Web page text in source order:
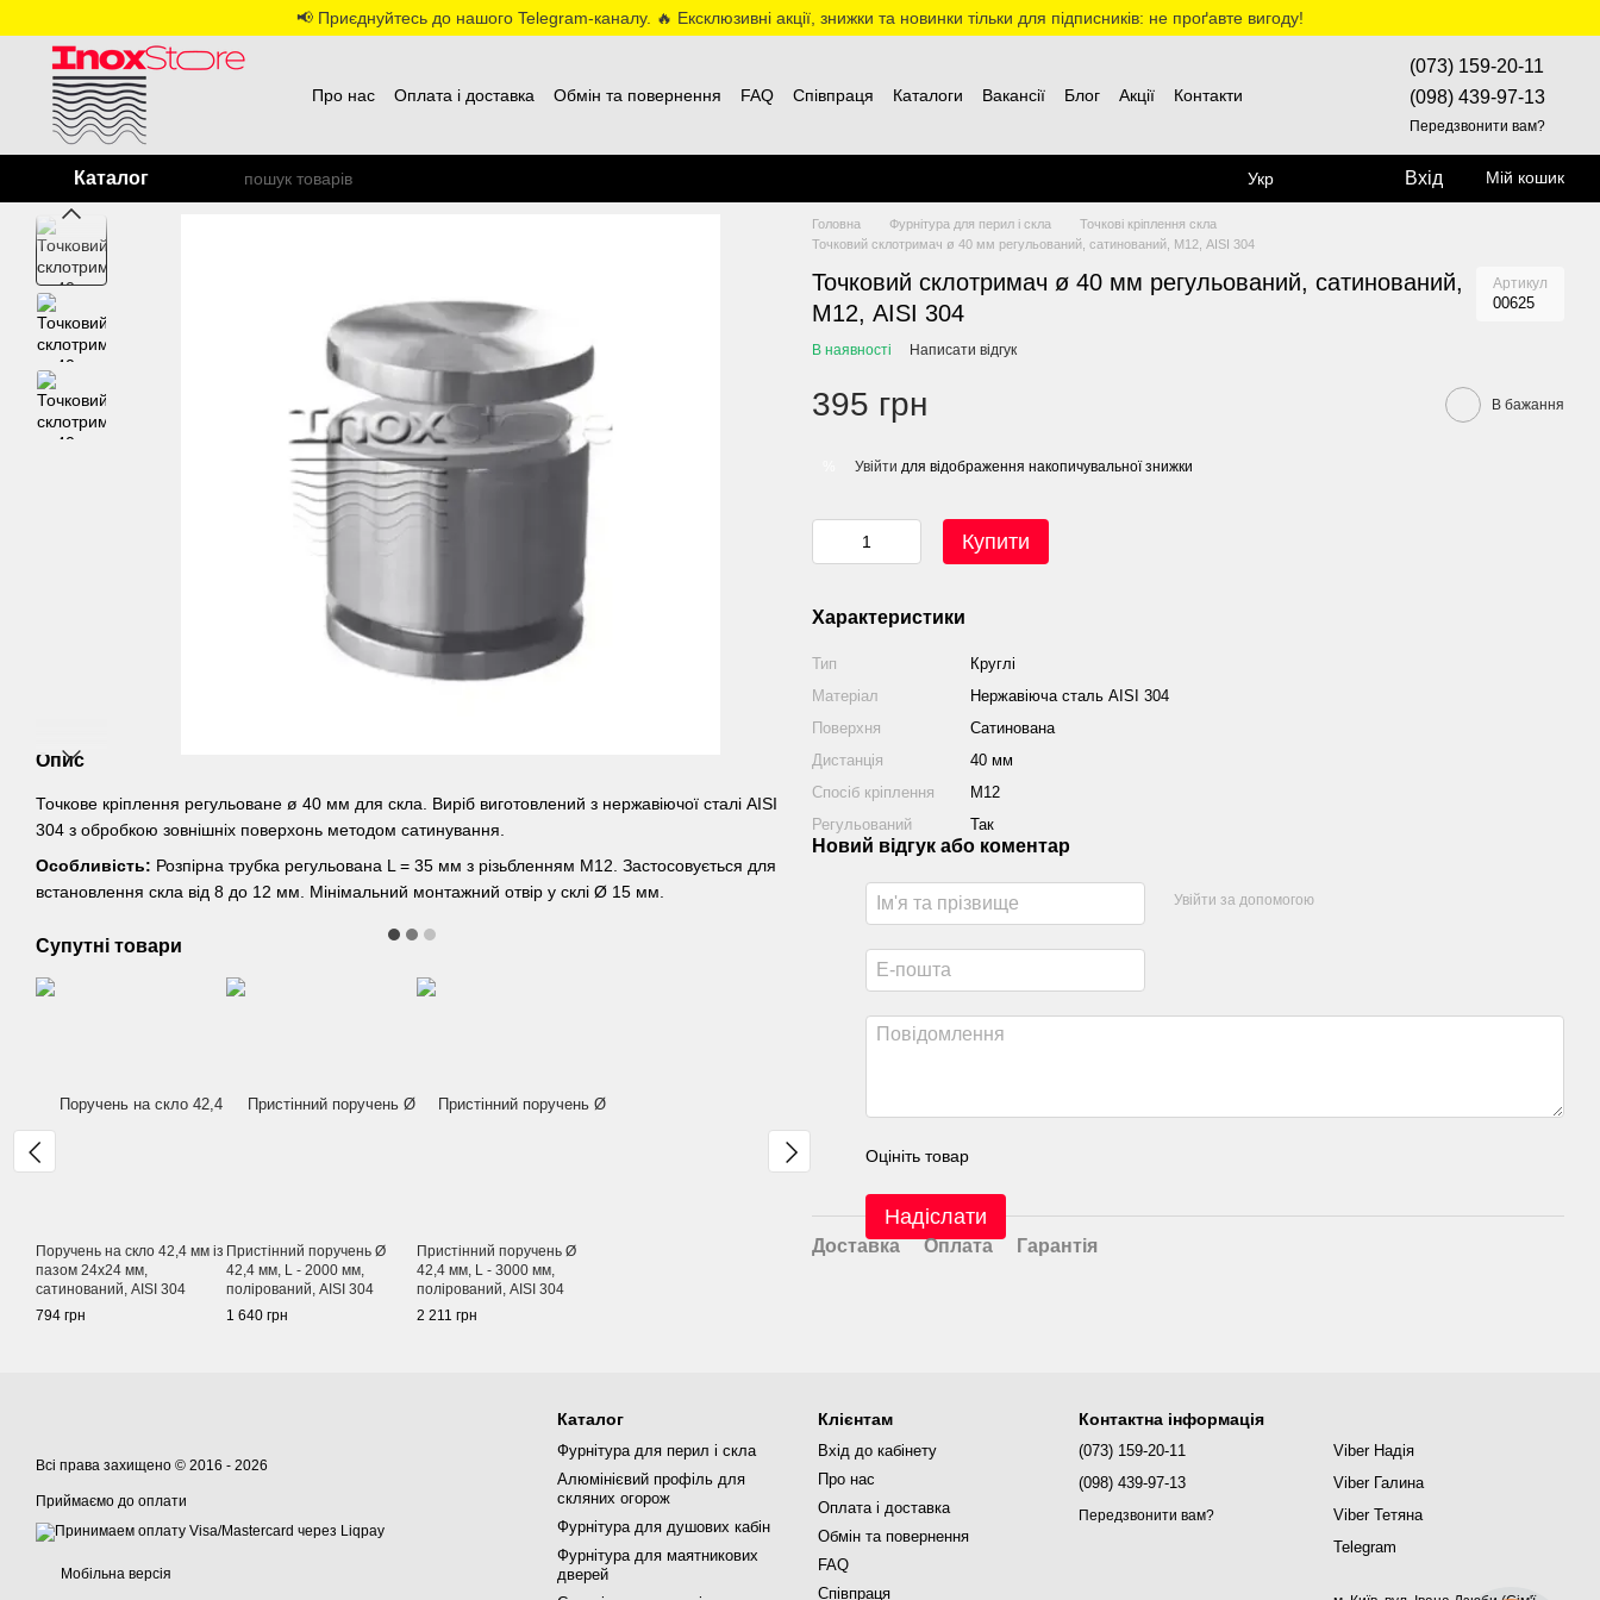
📢 Приєднуйтесь до нашого Telegram-каналу. 🔥 Ексклюзивні акції, знижки та новинки тільки для підписників: не проґавте вигоду!
Про нас Оплата і доставка Обмін та повернення FAQ Співпраця Каталоги Вакансії Блог Акції Контакти
(073) 159-20-11
(098) 439-97-13
Передзвонити вам?
Каталог Укр Вхід Мій кошик
Опис
Точкове кріплення регульоване ø 40 мм для скла. Виріб виготовлений з нержавіючої сталі AISI
304 з обробкою зовнішніх поверхонь методом сатинування.
Особливість: Розпірна трубка регульована L = 35 мм з різьбленням М12. Застосовується для
встановлення скла від 8 до 12 мм. Мінімальний монтажний отвір у склі Ø 15 мм.
Супутні товари
Поручень на скло 42,4 мм із
пазом 24х24 мм,
сатинований, AISI 304
794 грн
Пристінний поручень Ø
42,4 мм, L - 2000 мм,
полірований, AISI 304
1 640 грн
Пристінний поручень Ø
42,4 мм, L - 3000 мм,
полірований, AISI 304
2 211 грн
Головна Фурнітура для перил і скла
Точкові кріплення скла
Точковий склотримач ø 40 мм регульований, сатинований, М12, AISI 304
Точковий склотримач ø 40 мм регульований, сатинований,
М12, AISI 304
Артикул
00625
В наявності Написати відгук
395 грн В бажання
Увійти для відображення накопичувальної знижки
Купити
Характеристики
Тип
Круглі
Матеріал
Нержавіюча сталь AISI 304
Поверхня
Сатинована
Дистанція
40 мм
Спосіб кріплення
М12
Регульований
Так
Новий відгук або коментар
Увійти за допомогою
Оцініть товар
Надіслати
Доставка Оплата Гарантія
Всі права захищено © 2016 - 2026
Приймаємо до оплати
Мобільна версія
Каталог
Фурнітура для перил і скла
Алюмінієвий профіль для
скляних огорож
Фурнітура для душових кабін
Фурнітура для маятникових
дверей
Клієнтам
Вхід до кабінету
Про нас
Оплата і доставка
Обмін та повернення
FAQ
Співпраця
Контактна інформація
(073) 159-20-11
(098) 439-97-13
Передзвонити вам?
Viber Надія
Viber Галина
Viber Тетяна
Telegram